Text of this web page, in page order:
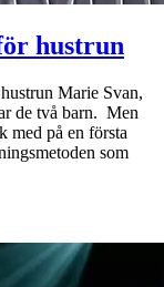
hustrun
Marie Svan,
de två barn. Men
med på en första
som